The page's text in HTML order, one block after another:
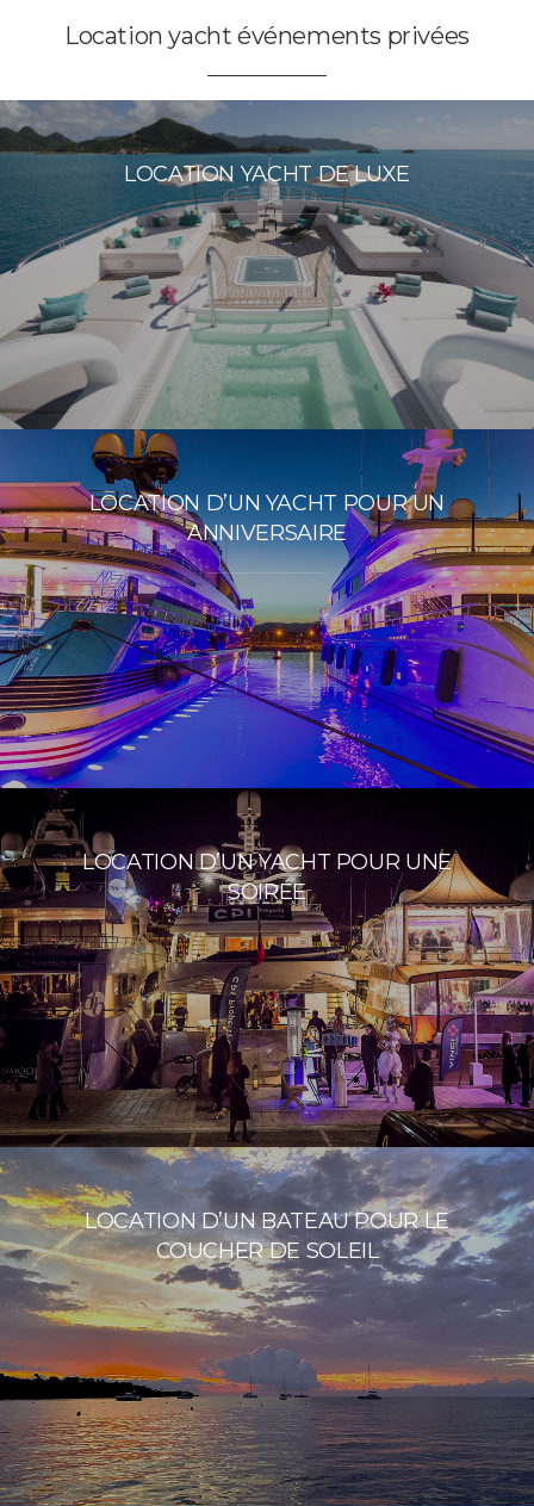
Location yacht événements privées
LOCATION YACHT DE LUXE
LOCATION D’UN YACHT POUR UN
ANNIVERSAIRE
LOCATION D’UN YACHT POUR UNE
SOIRÉE
LOCATION D’UN BATEAU POUR LE
COUCHER DE SOLEIL